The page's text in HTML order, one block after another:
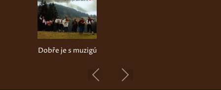
Dobře je s muzigú
Previous